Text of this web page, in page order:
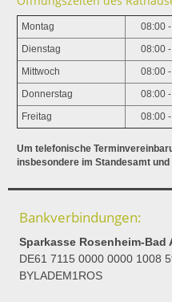
Montag 08:00
Dienstag 08:00
Mittwoch 08:00
Donnerstag 08:00
Freitag 08:00
Um telefonische
insbesondere im Standesamt und
Bankverbindungen:
Sparkasse Rosenheim-Bad
DE61 7115 0000 0000 1008
BYLADEM1ROS